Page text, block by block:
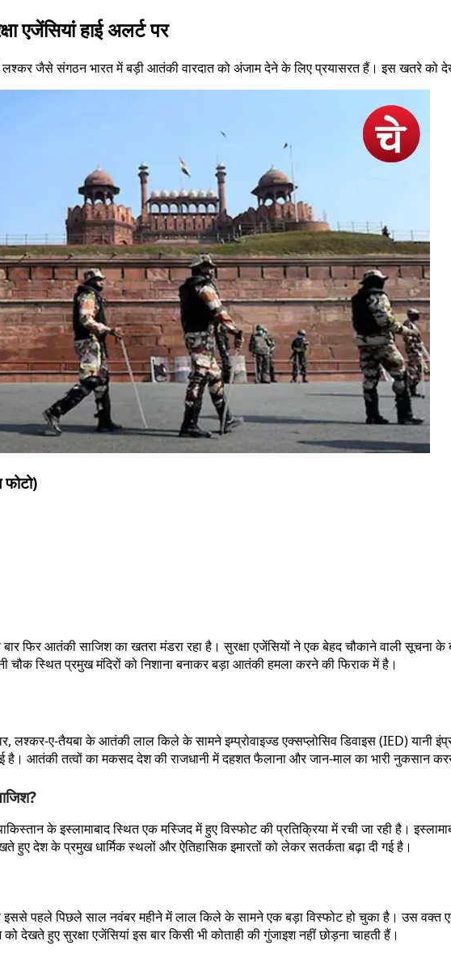
एजेंसियां हाई अलर्ट पर
लश्कर जैसे संगठन भारत में बड़ी आतंकी वारदात को अंजाम देने के लिए प्रयासरत हैं। इस खतरे को
बार फिर आतंकी साजिश का खतरा मंडरा रहा है। सुरक्षा एजेंसियों ने एक बेहद चौकाने वाली सूचना
चौक स्थित प्रमुख मंदिरों को निशाना बनाकर बड़ा आतंकी हमला करने की फिराक में है।
लश्कर-ए-तैयबा के आतंकी लाल किले के सामने इम्प्रोवाइज्ड एक्सप्लोसिव डिवाइस (IED) यानी
आतंकी तत्वों का मकसद देश की राजधानी में दहशत फैलाना और जान-माल का भारी नुकसान
के इस्लामाबाद स्थित एक मस्जिद में हुए विस्फोट की प्रतिक्रिया में रची जा रही है।
देश के प्रमुख धार्मिक स्थलों और ऐतिहासिक इमारतों को लेकर सतर्कता बढ़ा दी गई है।
पहले पिछले साल नवंबर महीने में लाल किले के सामने एक बड़ा विस्फोट हो चुका है। उस वक्त
देखते हुए सुरक्षा एजेंसियां इस बार किसी भी कोताही की गुंजाइश नहीं छोड़ना चाहती हैं।